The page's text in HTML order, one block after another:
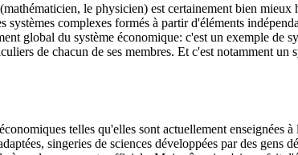
le physicien) est certainement bien
complexes formés à partir d'éléments
global du système économique: c'est un exemple de
de chacun de ses membres. Et c'est notamment
telles qu'elles sont actuellement enseignées
singeries de sciences développées par des